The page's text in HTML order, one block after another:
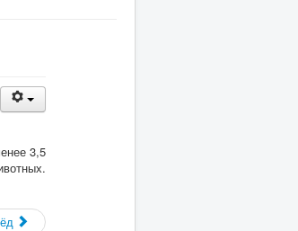
3,5